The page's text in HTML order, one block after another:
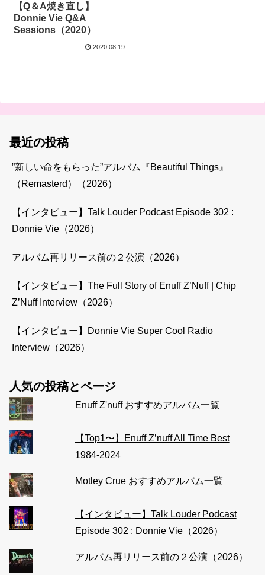
【Q＆A焼き直し】
Donnie Vie Q&A
Sessions（2020）
2020.08.19
最近の投稿
”新しい命をもらった”アルバム『Beautiful Things』
（Remasterd）（2026）
【インタビュー】Talk Louder Podcast Episode 302 :
Donnie Vie（2026）
アルバム再リリース前の２公演（2026）
【インタビュー】The Full Story of Enuff Z’Nuff | Chip
Z’Nuff Interview（2026）
【インタビュー】Donnie Vie Super Cool Radio
Interview（2026）
人気の投稿とページ
Enuff Z'nuff おすすめアルバム一覧
【Top1〜】Enuff Z’nuff All Time Best
1984-2024
Motley Crue おすすめアルバム一覧
【インタビュー】Talk Louder Podcast
Episode 302 : Donnie Vie（2026）
アルバム再リリース前の２公演（2026）